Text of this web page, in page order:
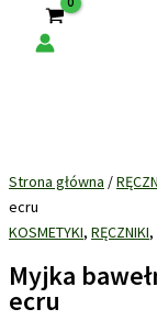
Strona główna /
ecru
KOSMETYKI, RĘCZNIKI,
Myjka
ecru